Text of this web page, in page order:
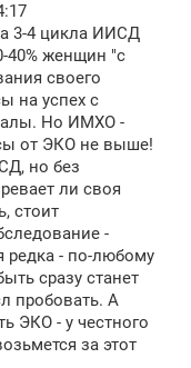
3-4 цикла ИИСД
40% женщин "с
своего
на успех с
Но ИМХО -
от ЭКО не выше!
но без
ли своя
стоит
-
редка - по-любому
сразу станет
пробовать. А
ЭКО - у честного
за этот